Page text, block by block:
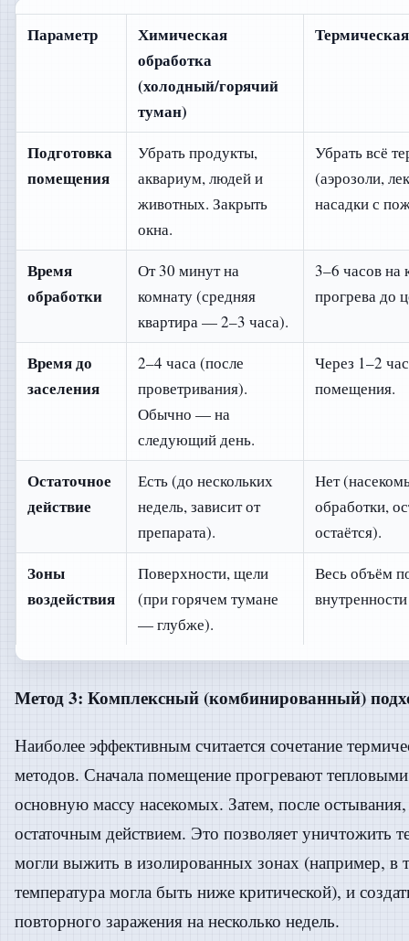
Параметр
Химическая
обработка
(холодный/горячий
туман)
Подготовка
помещения
Убрать продукты,
аквариум, людей и
животных. Закрыть
окна.
Убрать всё
(аэрозоли,
насадки с
Время
обработки
От 30 минут на
комнату (средняя
квартира — 2–3 часа).
3–6 часов на
прогрева до
Время до
заселения
2–4 часа (после
проветривания).
Обычно — на
следующий день.
Через 1–2
помещения.
Остаточное
действие
Есть (до нескольких
недель, зависит от
препарата).
Нет
обработки,
остаётся).
Зоны
воздействия
Поверхности, щели
(при горячем тумане
— глубже).
Весь объём
Метод 3: Комплексный (комбинированный)
Наиболее эффективным считается сочетание
методов. Сначала помещение прогревают
основную массу насекомых. Затем, после
остаточным действием. Это позволяет уничтожить
могли выжить в изолированных зонах (например, в
температура могла быть ниже критической), и
повторного заражения на несколько недель.